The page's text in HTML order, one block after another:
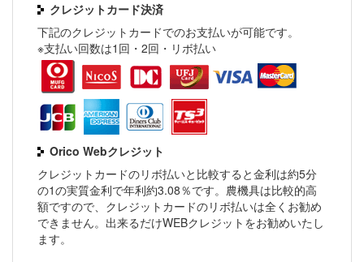
クレジットカード決済
下記のクレジットカードでのお支払いが可能です。
※支払い回数は1回・2回・リボ払い
Orico Webクレジット
クレジットカードのリボ払いと比較すると金利は約5分
の1の実質金利で年利約3.08％です。農機具は比較的高
額ですので、クレジットカードのリボ払いは全くお勧め
できません。出来るだけWEBクレジットをお勧めいたし
ます。